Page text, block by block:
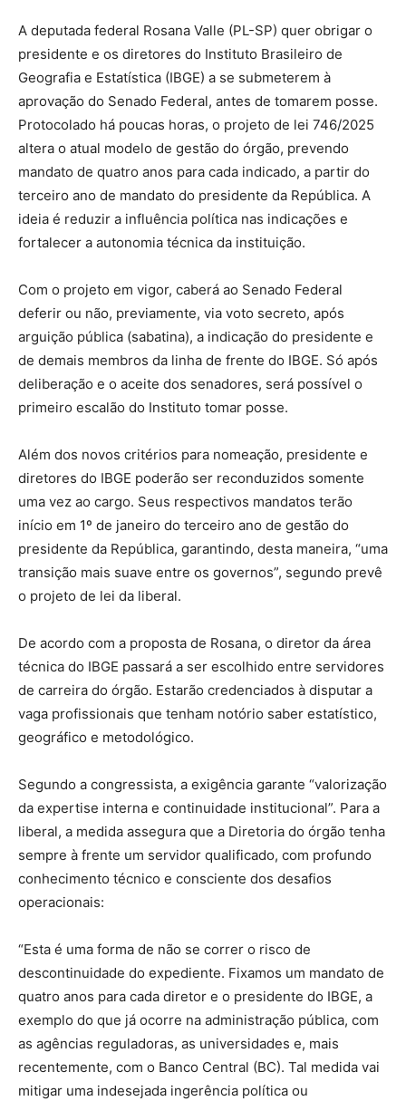
A deputada federal Rosana Valle (PL-SP) quer obrigar o
presidente e os diretores do Instituto Brasileiro de
Geografia e Estatística (IBGE) a se submeterem à
aprovação do Senado Federal, antes de tomarem posse.
Protocolado há poucas horas, o projeto de lei 746/2025
altera o atual modelo de gestão do órgão, prevendo
mandato de quatro anos para cada indicado, a partir do
terceiro ano de mandato do presidente da República. A
ideia é reduzir a influência política nas indicações e
fortalecer a autonomia técnica da instituição.
Com o projeto em vigor, caberá ao Senado Federal
deferir ou não, previamente, via voto secreto, após
arguição pública (sabatina), a indicação do presidente e
de demais membros da linha de frente do IBGE. Só após
deliberação e o aceite dos senadores, será possível o
primeiro escalão do Instituto tomar posse.
Além dos novos critérios para nomeação, presidente e
diretores do IBGE poderão ser reconduzidos somente
uma vez ao cargo. Seus respectivos mandatos terão
início em 1º de janeiro do terceiro ano de gestão do
presidente da República, garantindo, desta maneira, “uma
transição mais suave entre os governos”, segundo prevê
o projeto de lei da liberal.
De acordo com a proposta de Rosana, o diretor da área
técnica do IBGE passará a ser escolhido entre servidores
de carreira do órgão. Estarão credenciados à disputar a
vaga profissionais que tenham notório saber estatístico,
geográfico e metodológico.
Segundo a congressista, a exigência garante “valorização
da expertise interna e continuidade institucional”. Para a
liberal, a medida assegura que a Diretoria do órgão tenha
sempre à frente um servidor qualificado, com profundo
conhecimento técnico e consciente dos desafios
operacionais:
“Esta é uma forma de não se correr o risco de
descontinuidade do expediente. Fixamos um mandato de
quatro anos para cada diretor e o presidente do IBGE, a
exemplo do que já ocorre na administração pública, com
as agências reguladoras, as universidades e, mais
recentemente, com o Banco Central (BC). Tal medida vai
mitigar uma indesejada ingerência política ou